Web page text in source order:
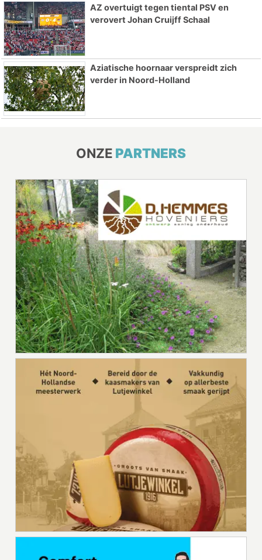
AZ overtuigt tegen tiental PSV en
verovert Johan Cruijff Schaal
Aziatische hoornaar verspreidt zich
verder in Noord-Holland
ONZE PARTNERS